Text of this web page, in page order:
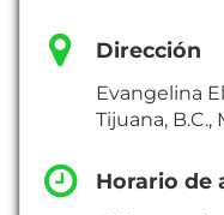
Dirección
Evangelina
Tijuana, B.C.,
Horario de